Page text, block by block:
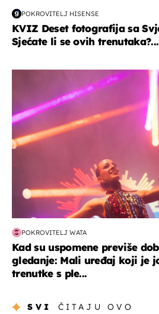
POKROVITELJ HISENSE
KVIZ Deset fotografija sa
Sjećate li se ovih trenutaka?...
POKROVITELJ WATA
Kad su uspomene previše
gledanje: Mali uređaj koji je
trenutke s ple...
SVI ČITAJU OVO